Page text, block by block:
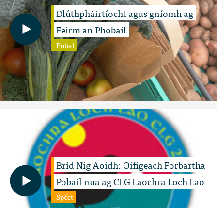
Dlúthpháirtíocht agus gníomh ag
Feirm an Phobail
Pobal
Bríd Nig Aoidh: Oifigeach Forbartha
Pobail nua ag CLG Laochra Loch Lao
Spórt